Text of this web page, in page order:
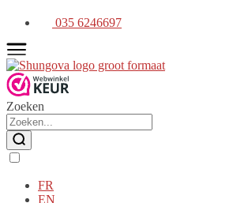
035 6246697
Zoeken
FR
EN